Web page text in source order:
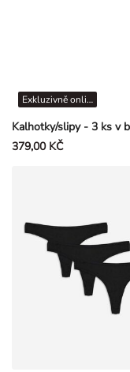
Kalhotky/slipy - 3 ks v
Exkluzivně online
379,00 KČ